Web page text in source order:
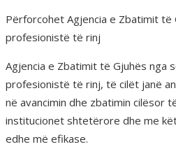
Përforcohet Agjencia e Zbatimit të
profesionistë të rinj
Agjencia e Zbatimit të Gjuhës nga
profesionistë të rinj, të cilët janë
në avancimin dhe zbatimin cilësor
institucionet shtetërore dhe me
edhe më efikase.